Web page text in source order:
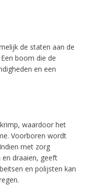
de staten aan de
boom die de
en een
waardoor het
Voorboren wordt
met zorg
en draaien, geeft
en polijsten kan